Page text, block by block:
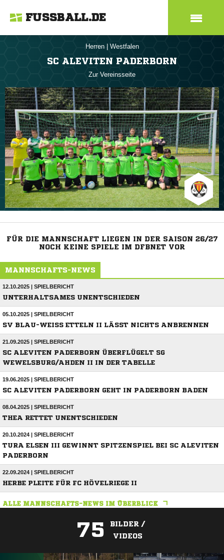
FUSSBALL.DE
Herren Westfalen
SC ALEVITEN PADERBORN
Zur Vereinsseite
FÜR DIE MANNSCHAFT LIEGEN IN DER SAISON 26/27
NOCH KEINE SPIELE IM DFBNET VOR
MANNSCHAFTS-NEWS
12.10.2025 | SPIELBERICHT
UNTERHALTSAMES UNENTSCHIEDEN
05.10.2025 | SPIELBERICHT
SV BLAU-WEISS ETTELN II LÄSST NICHTS ANBRENNEN
21.09.2025 | SPIELBERICHT
SC ALEVITEN PADERBORN ÜBERFLÜGELT SG
WEWELSBURG/AHDEN II IN DER TABELLE
19.06.2025 | SPIELBERICHT
SC ALEVITEN PADERBORN GEHT IN PADERBORN BADEN
08.04.2025 | SPIELBERICHT
THEA RETTET UNENTSCHIEDEN
20.10.2024 | SPIELBERICHT
TURA ELSEN III GEWINNT SPITZENSPIEL BEI SC ALEVITEN
PADERBORN
22.09.2024 | SPIELBERICHT
HERBE PLEITE FÜR FC HÖVELRIEGE II
ALLE MANNSCHAFTS-NEWS IM ÜBERBLICK
75
BILDER /
VIDEOS